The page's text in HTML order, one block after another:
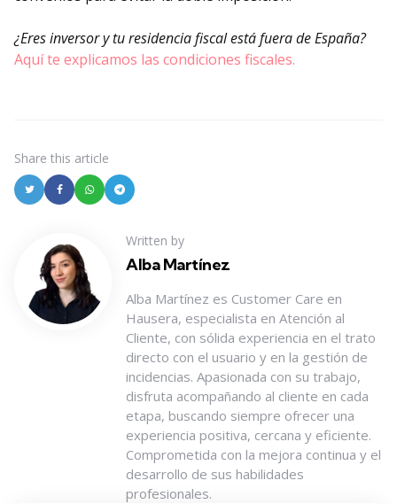
¿Eres inversor y tu residencia fiscal está fuera de España?
Aquí te explicamos las condiciones fiscales.
Share this article
Written by
Alba Martínez
Alba Martínez es Customer Care en
Hausera, especialista en Atención al
Cliente, con sólida experiencia en el trato
directo con el usuario y en la gestión de
incidencias. Apasionada con su trabajo,
disfruta acompañando al cliente en cada
etapa, buscando siempre ofrecer una
experiencia positiva, cercana y eficiente.
Comprometida con la mejora continua y el
desarrollo de sus habilidades
profesionales.